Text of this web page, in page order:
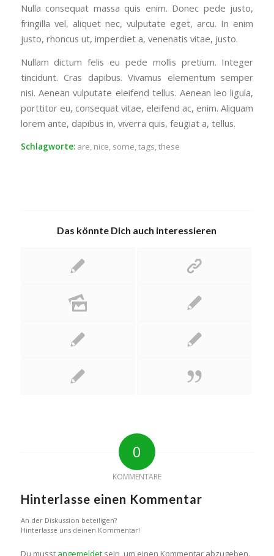
Nulla consequat massa quis enim. Donec pede justo,
fringilla vel, aliquet nec, vulputate eget, arcu. In enim
justo, rhoncus ut, imperdiet a, venenatis vitae, justo.
Nullam dictum felis eu pede mollis pretium. Integer
tincidunt. Cras dapibus. Vivamus elementum semper
nisi. Aenean vulputate eleifend tellus. Aenean leo ligula,
porttitor eu, consequat vitae, eleifend ac, enim. Aliquam
lorem ante, dapibus in, viverra quis, feugiat a, tellus.
Schlagworte: are nice some tags these
Das könnte Dich auch interessieren
0
KOMMENTARE
Hinterlasse einen Kommentar
An der Diskussion beteiligen?
Hinterlasse uns deinen Kommentar!
Du musst angemeldetsein, um einen Kommentar abzugeben.